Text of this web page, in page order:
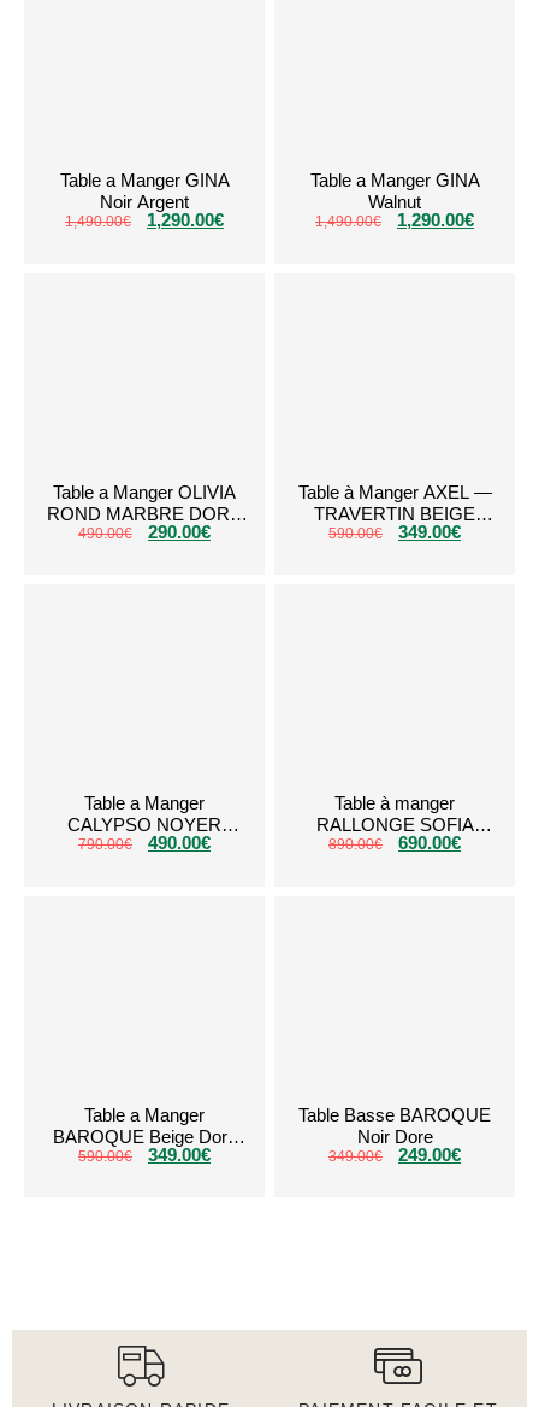
Table a Manger GINA
Noir Argent
1,490.00€ 1,290.00€
Table a Manger GINA
Walnut
1,490.00€ 1,290.00€
Table a Manger OLIVIA
ROND MARBRE DORE
1M
490.00€ 290.00€
Table à Manger AXEL —
TRAVERTIN BEIGE
(RONDE – 1 MÈTRE)
590.00€ 349.00€
Table a Manger
CALYPSO NOYER
TRAVERTIN
790.00€ 490.00€
Table à manger
RALLONGE SOFIA
Blanc Argent
890.00€ 690.00€
Table a Manger
BAROQUE Beige Dore
150cm
590.00€ 349.00€
Table Basse BAROQUE
Noir Dore
349.00€ 249.00€